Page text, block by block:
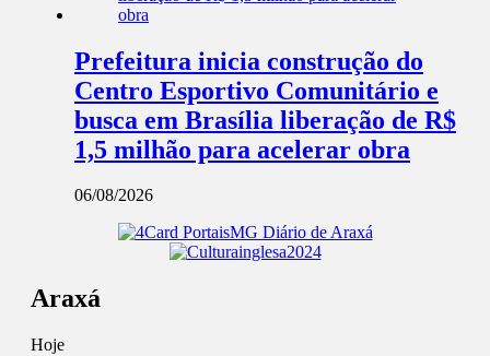
Prefeitura inicia construção do
Centro Esportivo Comunitário e
busca em Brasília liberação de R$
1,5 milhão para acelerar obra
06/08/2026
Araxá
Hoje